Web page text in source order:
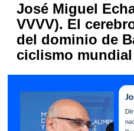
José Miguel
VVVV). El
del dominio de
ciclismo mundial